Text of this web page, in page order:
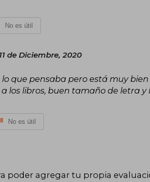
No es útil
de Diciembre, 2020
que pensaba pero está muy
los libros, buen tamaño de letra
No es útil
poder agregar tu propia